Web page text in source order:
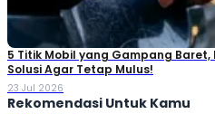
5 Titik Mobil yang Gampang Baret,
Solusi Agar Tetap Mulus!
23 Jul 2026
Rekomendasi Untuk Kamu